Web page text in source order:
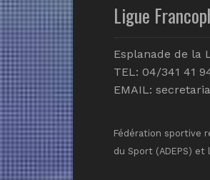
Ligue
Esplanade de la
TEL: 04/341 41
EMAIL:
Fédération sportive
du Sport (ADEPS)